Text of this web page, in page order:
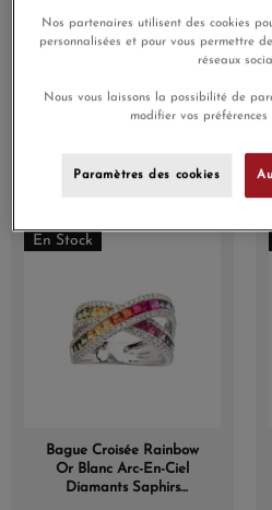
Bague Cesare Pompanon
poppy blue petit modèle
1 827,50 €
En Stock
Bague Croisée Rainbow
Or Blanc Arc-En-Ciel
Diamants Saphirs
Nos partenaires utilisent des cookies
personnalisées et pour vous permettre
réseaux
Nous vous laissons la possibilité de
modifier vos
Paramètres des cookies